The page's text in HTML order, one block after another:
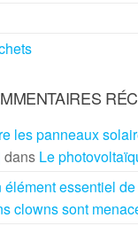
les panneaux
dans Le
élément essentiel
clowns sont